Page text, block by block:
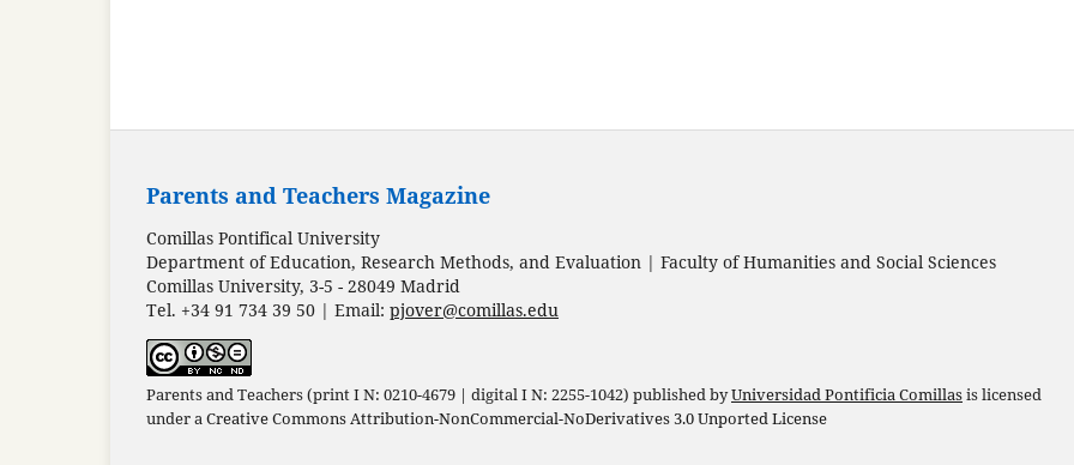
Parents and Teachers Magazine
Comillas Pontifical University
Department of Education, Research Methods, and Evaluation | Faculty of Humanities and Social Sciences
Comillas University, 3-5 - 28049 Madrid
Tel. +34 91 734 39 50 | Email: pjover@comillas.edu
Parents and Teachers (print I N: 0210-4679 | digital I N: 2255-1042) published byUniversidad Pontificia Comillasis licensed
under aCreative Commons Attribution-NonCommercial-NoDerivatives 3.0 Unported License